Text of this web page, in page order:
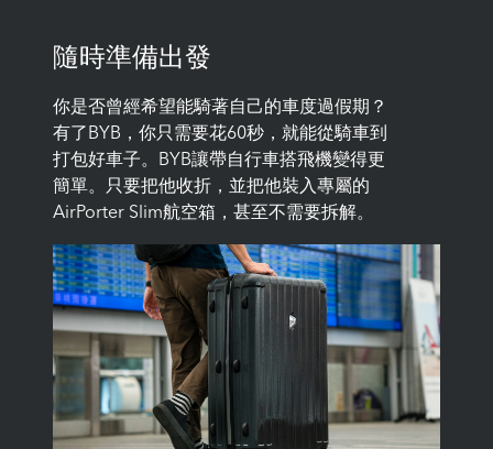
隨時準備出發
你是否曾經希望能騎著自己的車度過假期？
有了BYB，你只需要花60秒，就能從騎車到
打包好車子。BYB讓帶自行車搭飛機變得更
簡單。只要把他收折，並把他裝入專屬的
AirPorter Slim航空箱，甚至不需要拆解。